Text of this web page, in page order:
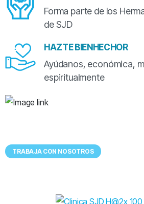
Forma parte de los
de SJD
HAZTE BIENHECHOR
Ayúdanos, económica,
espiritualmente
TRABAJA CON NOSOTROS